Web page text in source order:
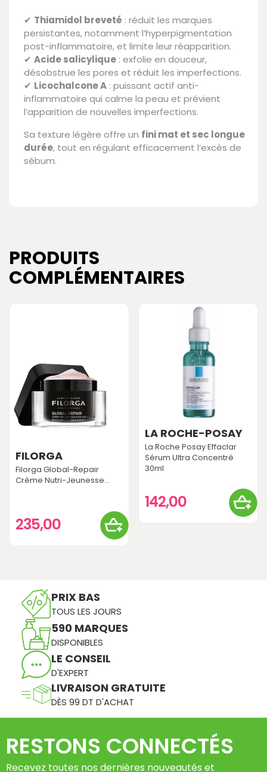
✔ Thiamidol breveté : réduit les marques
persistantes, notamment l’hyperpigmentation
post-inflammatoire, et limite leur réapparition.
✔ Acide salicylique : exfolie en douceur,
désobstrue les pores et réduit les imperfections.
✔ Licochalcone A : puissant actif anti-
inflammatoire qui calme la peau et prévient
l’apparition de nouvelles imperfections.
Sa texture légère offre un fini mat et sec longue
durée, tout en régulant efficacement l’excès de
sébum.
PRODUITS
COMPLÉMENTAIRES
FILORGA
Filorga Global-Repair
Crème Nutri-Jeunesse...
235,00
LA ROCHE-POSAY
La Roche Posay Effaclar
Sérum Ultra Concentré
30ml
142,00
PRIX BAS
TOUS LES JOURS
590 MARQUES
DISPONIBLES
LE CONSEIL
D'EXPERT
LIVRAISON GRATUITE
DÈS 99 DT D'ACHAT
RESTONS CONNECTÉS
Recevez toutes nos dernières nouveautés et